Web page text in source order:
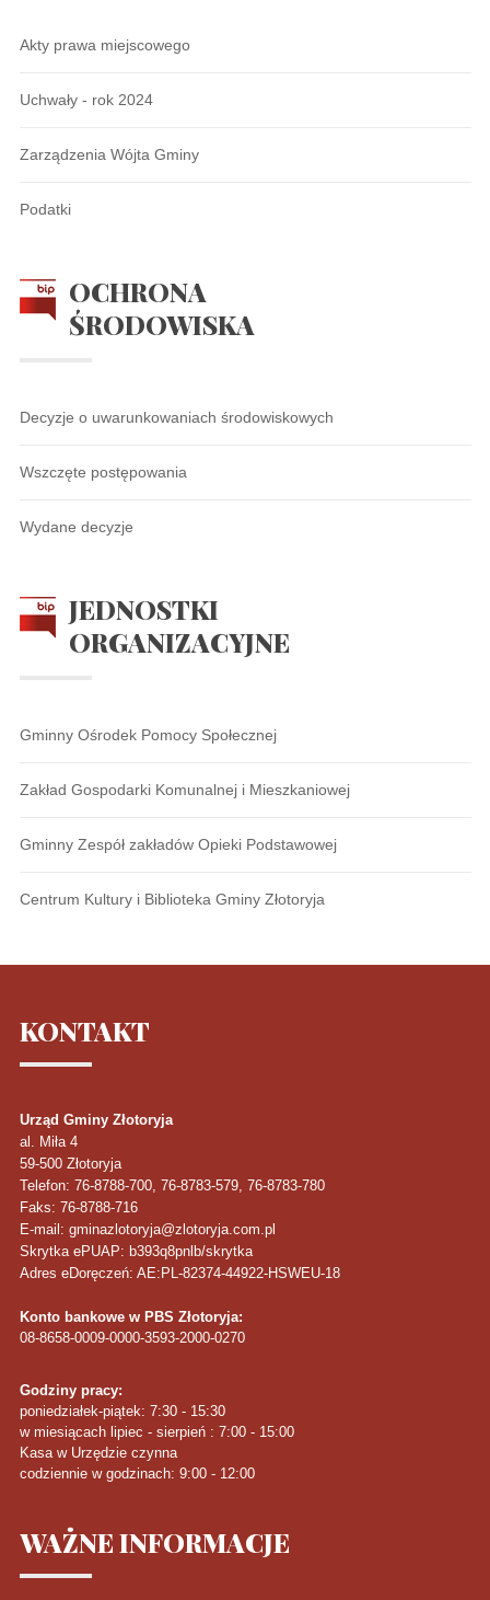
Akty prawa miejscowego
Uchwały - rok 2024
Zarządzenia Wójta Gminy
Podatki
OCHRONA
ŚRODOWISKA
Decyzje o uwarunkowaniach środowiskowych
Wszczęte postępowania
Wydane decyzje
JEDNOSTKI
ORGANIZACYJNE
Gminny Ośrodek Pomocy Społecznej
Zakład Gospodarki Komunalnej i Mieszkaniowej
Gminny Zespół zakładów Opieki Podstawowej
Centrum Kultury i Biblioteka Gminy Złotoryja
KONTAKT
Urząd Gminy Złotoryja
al. Miła 4
59-500 Złotoryja
Telefon: 76-8788-700, 76-8783-579, 76-8783-780
Faks: 76-8788-716
E-mail: gminazlotoryja@zlotoryja.com.pl
Skrytka ePUAP: b393q8pnlb/skrytka
Adres eDoręczeń: AE:PL-82374-44922-HSWEU-18
Konto bankowe w PBS Złotoryja:
08-8658-0009-0000-3593-2000-0270
Godziny pracy:
poniedziałek-piątek: 7:30 - 15:30
w miesiącach lipiec - sierpień : 7:00 - 15:00
Kasa w Urzędzie czynna
codziennie w godzinach: 9:00 - 12:00
WAŻNEINFORMACJE